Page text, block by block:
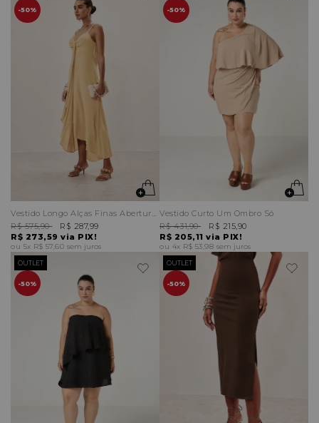
50%
Vestido Longo Alças Finas Abertura Costas
R$ 273,59 via PIX!
R$ 575,90 R$ 287,99
5x R$ 57,60 sem juros
50%
Vestido Curto Um Ombro Só
R$ 205,11 via PIX!
R$ 431,90 R$ 215,90
4x R$ 53,98 sem juros
50%
OUTLET
50%
OUTLET